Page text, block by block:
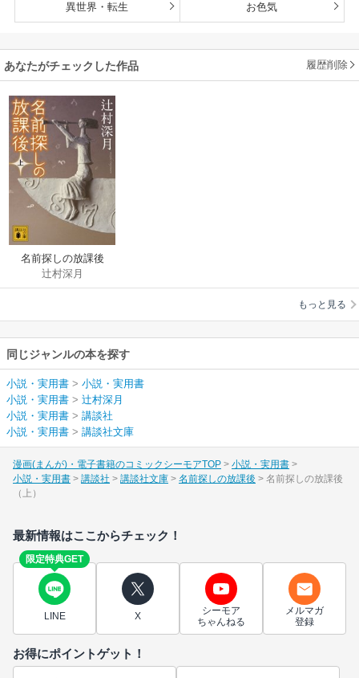
異世界・転生 お色気
あなたがチェックした作品 履歴削除
名前探しの放課後
辻村深月
もっと見る
同じジャンルの本を探す
小説・実用書 > 小説・実用書
小説・実用書 > 辻村深月
小説・実用書 > 講談社
小説・実用書 > 講談社文庫
漫画(まんが)・電子書籍のコミックシーモアTOP
小説・実用書
小説・実用書
講談社 講談社文庫 名前探しの放課後
名前探しの放課後
（上）
最新情報はここからチェック！
限定特典GET
LINE X
シーモア
ちゃんねる
メルマガ
登録
お得にポイントゲット！